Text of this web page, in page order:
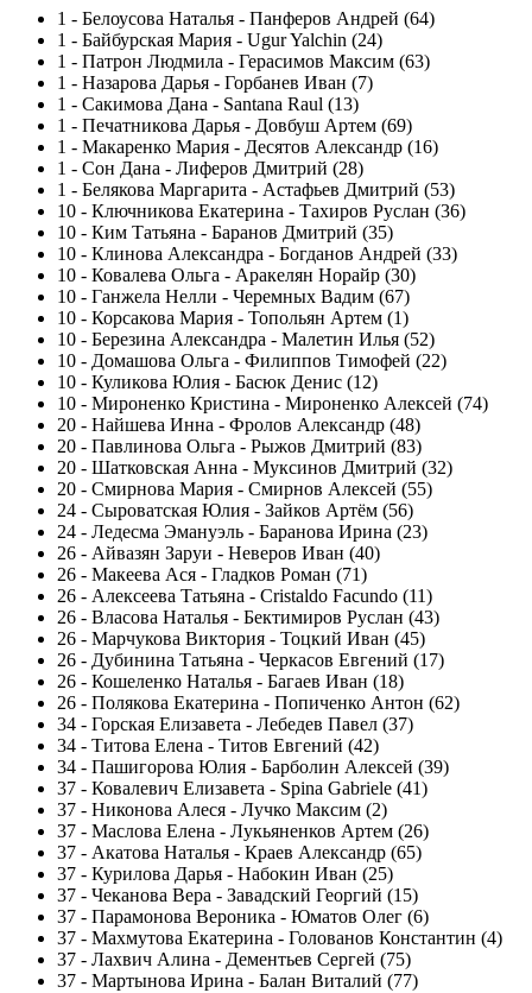
1 - Белоусова Наталья - Панферов Андрей (64)
1 - Байбурская Мария - Ugur Yalchin (24)
1 - Патрон Людмила - Герасимов Максим (63)
1 - Назарова Дарья - Горбанев Иван (7)
1 - Сакимова Дана - Santana Raul (13)
1 - Печатникова Дарья - Довбуш Артем (69)
1 - Макаренко Мария - Десятов Александр (16)
1 - Сон Дана - Лиферов Дмитрий (28)
1 - Белякова Маргарита - Астафьев Дмитрий (53)
10 - Ключникова Екатерина - Тахиров Руслан (36)
10 - Ким Татьяна - Баранов Дмитрий (35)
10 - Клинова Александра - Богданов Андрей (33)
10 - Ковалева Ольга - Аракелян Норайр (30)
10 - Ганжела Нелли - Черемных Вадим (67)
10 - Корсакова Мария - Топольян Артем (1)
10 - Березина Александра - Малетин Илья (52)
10 - Домашова Ольга - Филиппов Тимофей (22)
10 - Куликова Юлия - Басюк Денис (12)
10 - Мироненко Кристина - Мироненко Алексей (74)
20 - Найшева Инна - Фролов Александр (48)
20 - Павлинова Ольга - Рыжов Дмитрий (83)
20 - Шатковская Анна - Муксинов Дмитрий (32)
20 - Смирнова Мария - Смирнов Алексей (55)
24 - Сыроватская Юлия - Зайков Артём (56)
24 - Ледесма Эмануэль - Баранова Ирина (23)
26 - Айвазян Заруи - Неверов Иван (40)
26 - Макеева Ася - Гладков Роман (71)
26 - Алексеева Татьяна - Cristaldo Facundo (11)
26 - Власова Наталья - Бектимиров Руслан (43)
26 - Марчукова Виктория - Тоцкий Иван (45)
26 - Дубинина Татьяна - Черкасов Евгений (17)
26 - Кошеленко Наталья - Багаев Иван (18)
26 - Полякова Екатерина - Попиченко Антон (62)
34 - Горская Елизавета - Лебедев Павел (37)
34 - Титова Елена - Титов Евгений (42)
34 - Пашигорова Юлия - Барболин Алексей (39)
37 - Ковалевич Елизавета - Spina Gabriele (41)
37 - Никонова Алеся - Лучко Максим (2)
37 - Маслова Елена - Лукьяненков Артем (26)
37 - Акатова Наталья - Краев Александр (65)
37 - Курилова Дарья - Набокин Иван (25)
37 - Чеканова Вера - Завадский Георгий (15)
37 - Парамонова Вероника - Юматов Олег (6)
37 - Махмутова Екатерина - Голованов Константин (4)
37 - Лахвич Алина - Дементьев Сергей (75)
37 - Мартынова Ирина - Балан Виталий (77)